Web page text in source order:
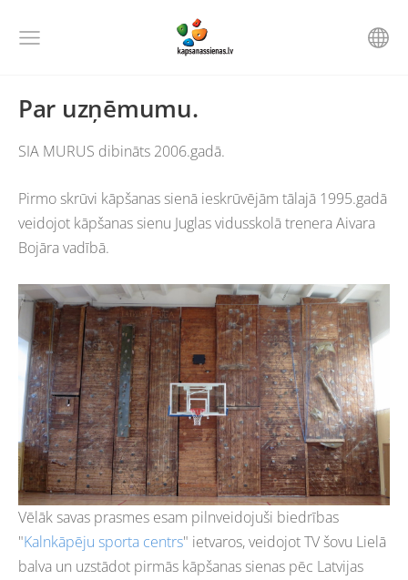
Par uzņēmumu.
SIA MURUS dibināts 2006.gadā.
Pirmo skrūvi kāpšanas sienā ieskrūvējām tālajā 1995.gadā
veidojot kāpšanas sienu Juglas vidusskolā trenera Aivara
Bojāra vadībā.
Vēlāk savas prasmes esam pilnveidojuši biedrības
"Kalnkāpēju sporta centrs" ietvaros, veidojot TV šovu Lielā
balva un uzstādot pirmās kāpšanas sienas pēc Latvijas